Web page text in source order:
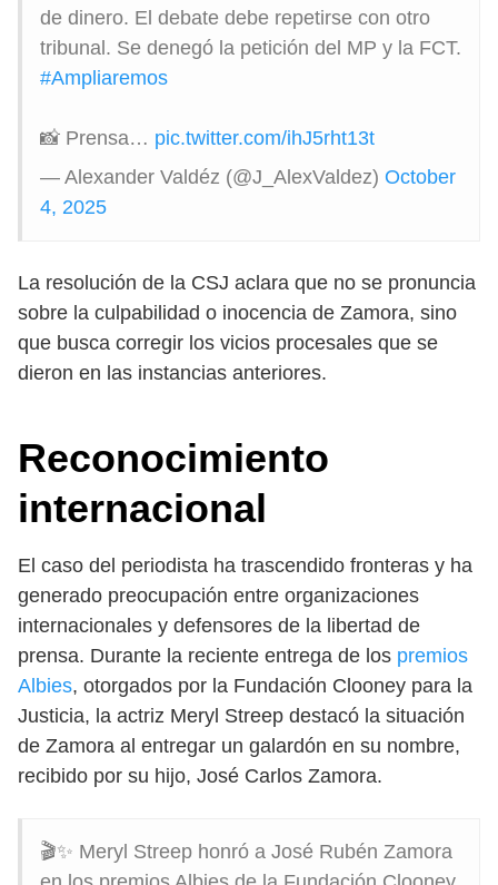
de dinero. El debate debe repetirse con otro
tribunal. Se denegó la petición del MP y la FCT.
#Ampliaremos
📸 Prensa… pic.twitter.com/ihJ5rht13t
— Alexander Valdéz (@J_AlexValdez) October
4, 2025
La resolución de la CSJ aclara que no se pronuncia
sobre la culpabilidad o inocencia de Zamora, sino
que busca corregir los vicios procesales que se
dieron en las instancias anteriores.
Reconocimiento
internacional
El caso del periodista ha trascendido fronteras y ha
generado preocupación entre organizaciones
internacionales y defensores de la libertad de
prensa. Durante la reciente entrega de los premios
Albies, otorgados por la Fundación Clooney para la
Justicia, la actriz Meryl Streep destacó la situación
de Zamora al entregar un galardón en su nombre,
recibido por su hijo, José Carlos Zamora.
🎬✨ Meryl Streep honró a José Rubén Zamora